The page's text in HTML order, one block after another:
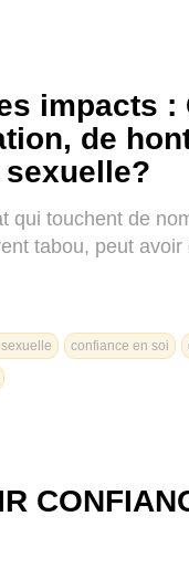
impacts :
de
qui touchent de
tabou, peut avoir
confiance en soi